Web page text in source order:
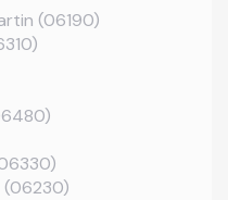
(06190)
(06230)